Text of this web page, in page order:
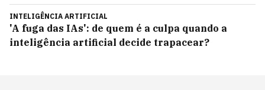
INTELIGÊNCIA ARTIFICIAL
'A fuga das IAs': de quem é a culpa quando a
inteligência artificial decide trapacear?